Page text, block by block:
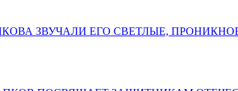
ЗВУЧАЛИ ЕГО СВЕТЛЫЕ,